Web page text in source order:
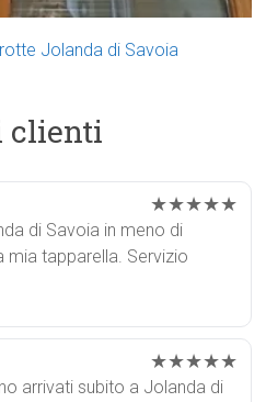
Jolanda di Savoia
clienti
★★★★★
di Savoia in meno di
mia tapparella. Servizio
★★★★★
arrivati subito a Jolanda di